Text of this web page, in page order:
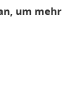
um mehr